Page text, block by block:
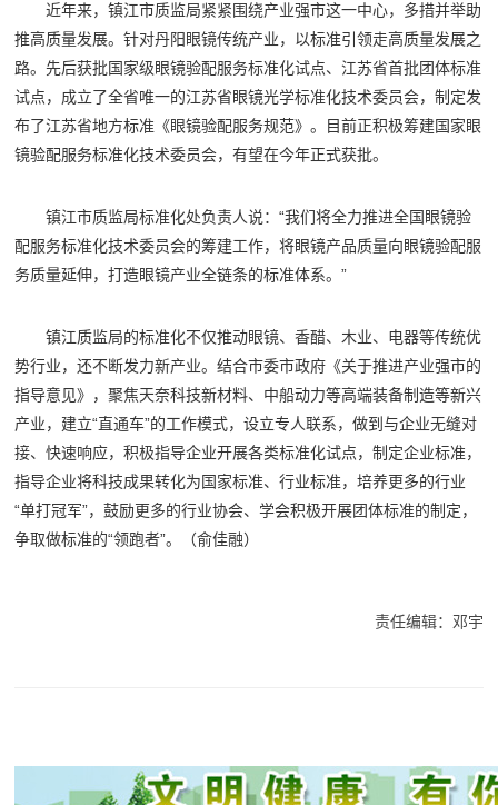
近年来，镇江市质监局紧紧围绕产业强市这一中心，多措并举助
推高质量发展。针对丹阳眼镜传统产业，以标准引领走高质量发展之
路。先后获批国家级眼镜验配服务标准化试点、江苏省首批团体标准
试点，成立了全省唯一的江苏省眼镜光学标准化技术委员会，制定发
布了江苏省地方标准《眼镜验配服务规范》。目前正积极筹建国家眼
镜验配服务标准化技术委员会，有望在今年正式获批。
镇江市质监局标准化处负责人说：“我们将全力推进全国眼镜验
配服务标准化技术委员会的筹建工作，将眼镜产品质量向眼镜验配服
务质量延伸，打造眼镜产业全链条的标准体系。”
镇江质监局的标准化不仅推动眼镜、香醋、木业、电器等传统优
势行业，还不断发力新产业。结合市委市政府《关于推进产业强市的
指导意见》，聚焦天奈科技新材料、中船动力等高端装备制造等新兴
产业，建立“直通车”的工作模式，设立专人联系，做到与企业无缝对
接、快速响应，积极指导企业开展各类标准化试点，制定企业标准，
指导企业将科技成果转化为国家标准、行业标准，培养更多的行业
“单打冠军”，鼓励更多的行业协会、学会积极开展团体标准的制定，
争取做标准的“领跑者”。
（俞佳融）
责任编辑：邓宇